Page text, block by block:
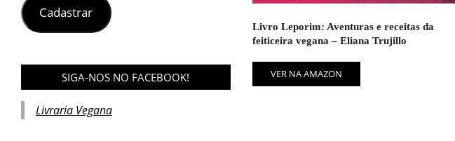
Livro Leporim: Aventuras e receitas da
feiticeira vegana – Eliana Trujillo
VER NA AMAZON
mailCadastrar
SIGA-NOS NO FACEBOOK!
Livraria Vegana